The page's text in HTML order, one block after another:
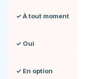
✓ À tout moment
✓ Oui
✓ En option